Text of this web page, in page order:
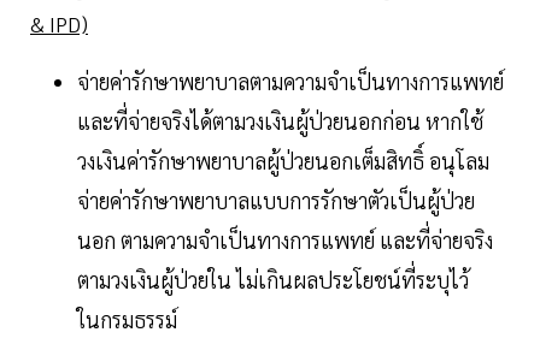
& IPD)
จ่ายค่ารักษาพยาบาลตามความจำเป็นทางการแพทย์
และที่จ่ายจริงได้ตามวงเงินผู้ป่วยนอกก่อน หากใช้
วงเงินค่ารักษาพยาบาลผู้ป่วยนอกเต็มสิทธิ์ อนุโลม
จ่ายค่ารักษาพยาบาลแบบการรักษาตัวเป็นผู้ป่วย
นอก ตามความจำเป็นทางการแพทย์ และที่จ่ายจริง
ตามวงเงินผู้ป่วยใน ไม่เกินผลประโยชน์ที่ระบุไว้
ในกรมธรรม์